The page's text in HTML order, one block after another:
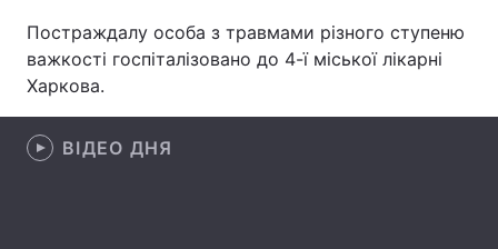
Головна Війна
Україна
Постраждалу особа з травмами різного ступеню
важкості госпіталізовано до 4-ї міської лікарні
Харкова.
ВІДЕО ДНЯ